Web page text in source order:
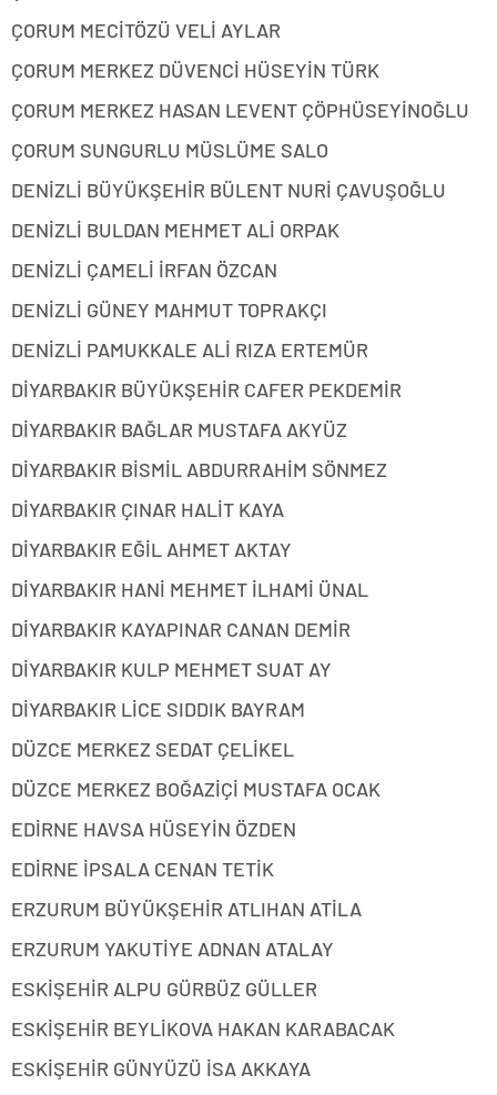
ÇORUM MECİTÖZÜ VELİ AYLAR
ÇORUM MERKEZ DÜVENCİ HÜSEYİN TÜRK
ÇORUM MERKEZ HASAN LEVENT ÇÖPHÜSEYİNOĞLU
ÇORUM SUNGURLU MÜSLÜME SALO
DENİZLİ BÜYÜKŞEHİR BÜLENT NURİ ÇAVUŞOĞLU
DENİZLİ BULDAN MEHMET ALİ ORPAK
DENİZLİ ÇAMELİ İRFAN ÖZCAN
DENİZLİ GÜNEY MAHMUT TOPRAKÇI
DENİZLİ PAMUKKALE ALİ RIZA ERTEMÜR
DİYARBAKIR BÜYÜKŞEHİR CAFER PEKDEMİR
DİYARBAKIR BAĞLAR MUSTAFA AKYÜZ
DİYARBAKIR BİSMİL ABDURRAHİM SÖNMEZ
DİYARBAKIR ÇINAR HALİT KAYA
DİYARBAKIR EĞİL AHMET AKTAY
DİYARBAKIR HANİ MEHMET İLHAMİ ÜNAL
DİYARBAKIR KAYAPINAR CANAN DEMİR
DİYARBAKIR KULP MEHMET SUAT AY
DİYARBAKIR LİCE SIDDIK BAYRAM
DÜZCE MERKEZ SEDAT ÇELİKEL
DÜZCE MERKEZ BOĞAZİÇİ MUSTAFA OCAK
EDİRNE HAVSA HÜSEYİN ÖZDEN
EDİRNE İPSALA CENAN TETİK
ERZURUM BÜYÜKŞEHİR ATLIHAN ATİLA
ERZURUM YAKUTİYE ADNAN ATALAY
ESKİŞEHİR ALPU GÜRBÜZ GÜLLER
ESKİŞEHİR BEYLİKOVA HAKAN KARABACAK
ESKİŞEHİR GÜNYÜZÜ İSA AKKAYA